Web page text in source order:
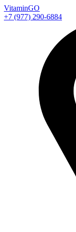
VitaminGO
+7 (977) 290-6884